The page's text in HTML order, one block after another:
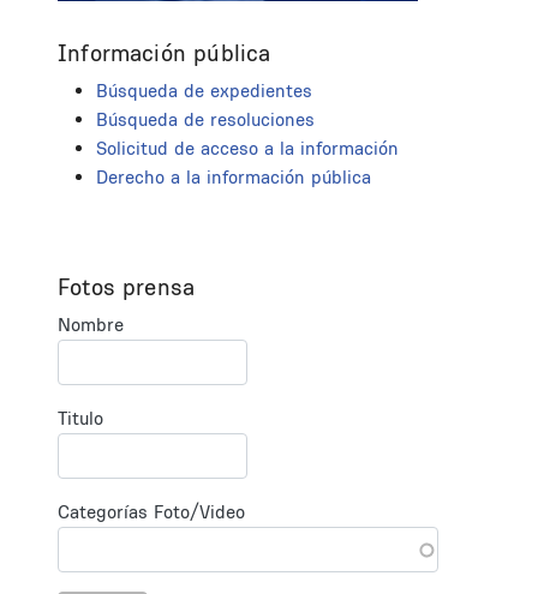
Información pública
Búsqueda de expedientes
Búsqueda de resoluciones
Solicitud de acceso a la información
Derecho a la información pública
Fotos prensa
Nombre
Titulo
Categorías Foto/Video